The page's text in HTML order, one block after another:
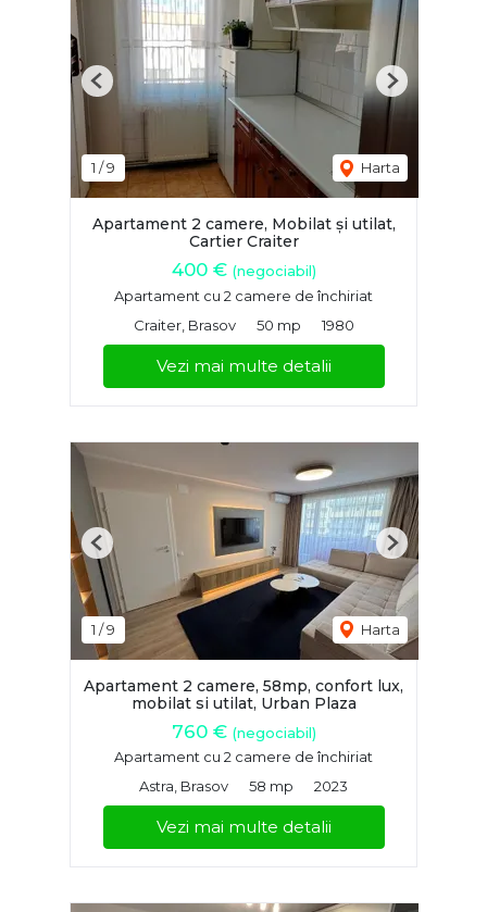
1 /9 Harta
Previous Next
Apartament 2 camere, Mobilat și utilat,
Cartier Craiter
400 € (negociabil)
Apartament cu 2 camere de închiriat
Craiter, Brasov
50 mp 1980
Vezi mai multe detalii
1 /9 Harta
Previous Next
Apartament 2 camere, 58mp, confort lux,
mobilat si utilat, Urban Plaza
760 € (negociabil)
Apartament cu 2 camere de închiriat
Astra, Brasov
58 mp 2023
Vezi mai multe detalii